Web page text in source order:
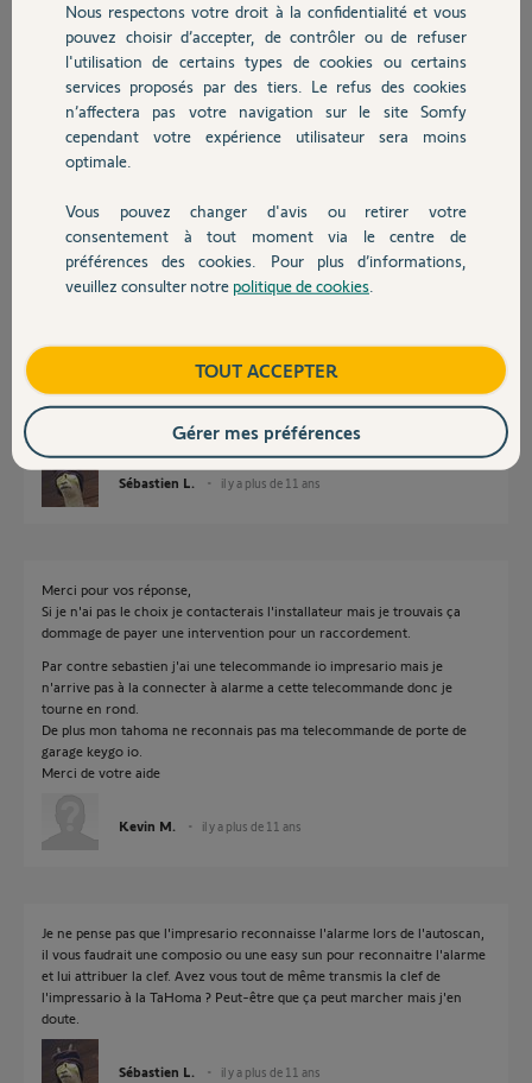
Chauffage
Autres produits
Devis avec un pro
Contact
Participer au fil de discussion
Réponses
Faites appel au pro qui a installé vos équipements
Robert P. il y a plus de 11 ans
Il vous faut impérativement une télécommande 2W pour pouvoir
pour ça. Votre installateur doit forcément en avoir une pour les
chantiers (ou un Set N Go) afin de tout régler. Tournez vous vers lui.
Sébastien L. il y a plus de 11 ans
Merci pour vos réponse,
Si je n'ai pas le choix je contacterais l'installateur mais je trouvais ça
dommage de payer une intervention pour un raccordement.
Par contre sebastien j'ai une telecommande io impresario mais je
n'arrive pas à la connecter à alarme a cette telecommande donc je
tourne en rond.
De plus mon tahoma ne reconnais pas ma telecommande de porte de
garage keygo io.
Merci de votre aide
Kevin M. il y a plus de 11 ans
Je ne pense pas que l'impresario reconnaisse l'alarme lors de l'autoscan,
il vous faudrait une composio ou une easy sun pour reconnaitre l'alarme
et lui attribuer la clef. Avez vous tout de même transmis la clef de
l'impressario à la TaHoma ? Peut-être que ça peut marcher mais j'en
doute.
Sébastien L. il y a plus de 11 ans
Nous respectons votre droit à la confidentialité et vous
pouvez choisir d’accepter, de contrôler ou de refuser
l'utilisation de certains types de cookies ou certains
services proposés par des tiers. Le refus des cookies
n’affectera pas votre navigation sur le site Somfy
cependant votre expérience utilisateur sera moins
optimale.
Vous pouvez changer d'avis ou retirer votre
consentement à tout moment via le centre de
préférences des cookies. Pour plus d’informations,
veuillez consulter notre politique de cookies
TOUT ACCEPTER
Gérer mes préférences